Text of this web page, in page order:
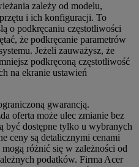
zależy od modelu,
i ich konfiguracji. To
o podkręcaniu częstotliwości
że podkręcanie parametrów
Jeżeli zauważysz, że
podkręconą częstotliwość
na ekranie ustawień
gwarancją.
oferta może ulec zmianie bez
być dostępne tylko u wybranych
ceny są detalicznymi cenami
różnić się w zależności od
podatków. Firma Acer